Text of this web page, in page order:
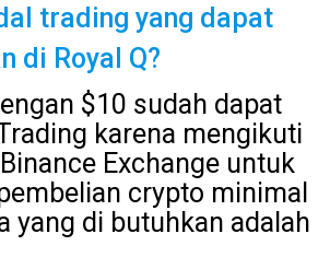
trading yang dapat
di Royal Q?
$10 sudah dapat
karena mengikuti
Exchange untuk
crypto minimal
yang di butuhkan adalah